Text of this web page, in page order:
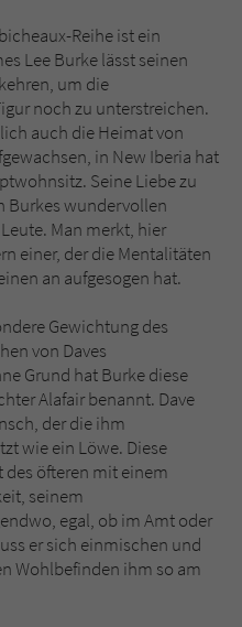
Reihe ist ein
Lee Burke lässt seinen
um die
noch zu unterstreichen.
auch die Heimat von
in New Iberia hat
Seine Liebe zu
Burkes wundervollen
Man merkt, hier
einer, der die Mentalitäten
an aufgesogen hat.
Gewichtung des
von Daves
Grund hat Burke diese
Alafair benannt. Dave
der die ihm
wie ein Löwe. Diese
öfteren mit einem
seinem
egal, ob im Amt oder
er sich einmischen und
Wohlbefinden ihm so am